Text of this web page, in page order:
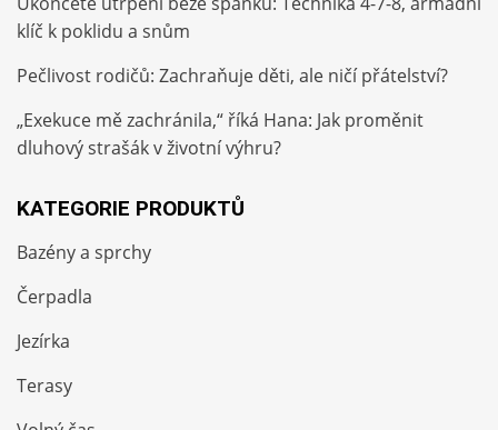
klíč k poklidu a snům
Pečlivost rodičů: Zachraňuje děti, ale ničí přátelství?
„Exekuce mě zachránila,“ říká Hana: Jak proměnit
dluhový strašák v životní výhru?
KATEGORIE PRODUKTŮ
Bazény a sprchy
Čerpadla
Jezírka
Terasy